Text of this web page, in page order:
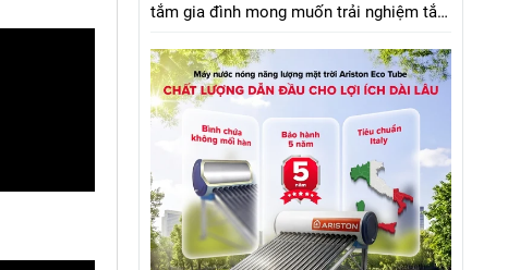
tắm gia đình mong muốn trải nghiệm tắm
nghệ làm nóng tức thì và
sen cây đồng
thau cao cấp, sản phẩm mang lại luồng
nước mạnh, ổn định ngay cả khi áp lực
nước yếu, nhờ trang bị bơm trợ lực tiên
tiến.